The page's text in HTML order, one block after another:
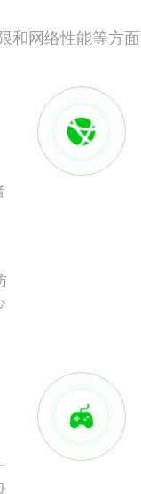
和网络性能等方面